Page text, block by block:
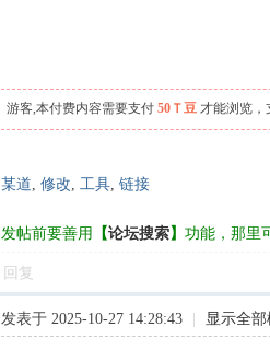
游客,本付费内容需要支付 50Ｔ豆 才能浏览，
某道, 修改, 工具, 链接
发帖前要善用 【论坛搜索】 功能，那里
回复
发表于 2025-10-27 14:28:43 显示全